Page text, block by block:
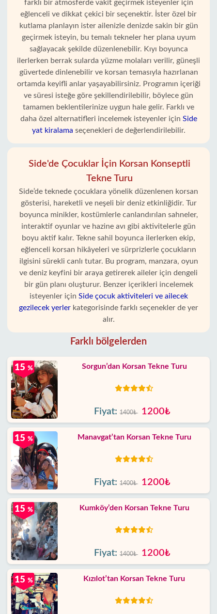
farklı bir atmosferde vakit geçirmek isteyenler için
eğlenceli ve dikkat çekici bir seçenektir. İster özel bir
kutlama planlayın ister ailenizle denizde sakin bir gün
geçirmek isteyin, bu temalı tekneler her plana uyum
sağlayacak şekilde düzenlenebilir. Kıyı boyunca
ilerlerken berrak sularda yüzme molaları verilir, güneşli
güvertede dinlenebilir ve korsan temasıyla hazırlanan
ortamda keyifli anlar yaşayabilirsiniz. Programın içeriği
ve süresi isteğe göre şekillendirilebilir, böylece gün
tamamen beklentilerinize uygun hale gelir. Farklı ve
daha özel alternatifleri incelemek isteyenler için Side
yat kiralama seçenekleri de değerlendirilebilir.
Side'de Çocuklar İçin Korsan Konseptli
Tekne Turu
Side’de teknede çocuklara yönelik düzenlenen korsan
gösterisi, hareketli ve neşeli bir deniz etkinliğidir. Tur
boyunca minikler, kostümlerle canlandırılan sahneler,
interaktif oyunlar ve hazine avı gibi aktivitelerle gün
boyu aktif kalır. Tekne sahil boyunca ilerlerken ekip,
eğlenceli korsan hikâyeleri ve sürprizlerle çocukların
ilgisini sürekli canlı tutar. Bu program, manzara, oyun
ve deniz keyfini bir araya getirerek aileler için dengeli
bir gün planı oluşturur. Benzer içerikleri incelemek
isteyenler için Side çocuk aktiviteleri ve ailecek
gezilecek yerler kategorisinde farklı seçenekler de yer
alır.
Farklı bölgelerden
15 % Sorgun’dan Korsan Tekne Turu
Fiyat: 1400₺ 1200₺
15 % Manavgat’tan Korsan Tekne Turu
Fiyat: 1400₺ 1200₺
15 % Kumköy’den Korsan Tekne Turu
Fiyat: 1400₺ 1200₺
15 % Kızılot’tan Korsan Tekne Turu